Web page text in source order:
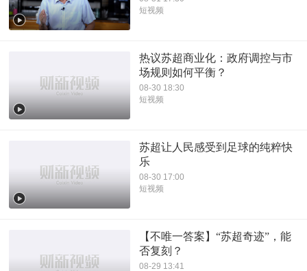
短视频
热议苏超商业化：政府调控与市
场规则如何平衡？
08-30 18:30
短视频
苏超让人民感受到足球的纯粹快
乐
08-30 17:00
短视频
【不唯一答案】“苏超奇迹”，能
否复刻？
08-29 13:41